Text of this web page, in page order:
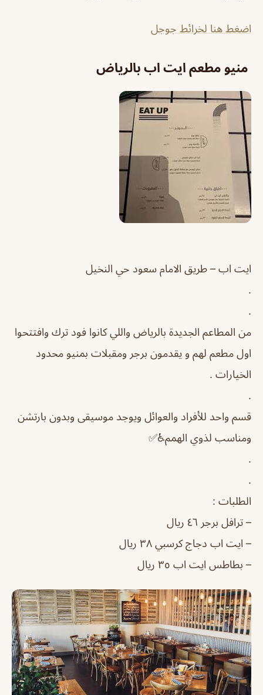
اضغط هنا لخرائط جوجل
منيو مطعم ايت اب بالرياض
ايت اب – طريق الامام سعود حي النخيل
.
.
من المطاعم الجديدة بالرياض واللي كانوا فود ترك وافتتحوا
اول مطعم لهم و يقدمون برجر ومقبلات بمنيو محدود
الخيارات .
.
قسم واحد للأفراد والعوائل ويوجد موسيقى وبدون بارتشن
ومناسب لذوي الهمم♿️✅
.
.
الطلبات :
– ترافل برجر ٤٦ ريال
– ايت اب دجاج كرسبي ٣٨ ريال
– بطاطس ايت اب ٣٥ ريال